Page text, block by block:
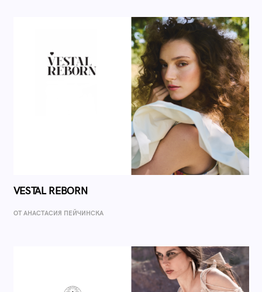
VESTAL REBORN
ОТ AНАСТАСИЯ ПЕЙЧИНСКА